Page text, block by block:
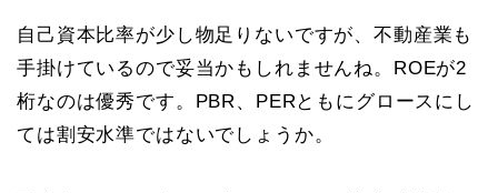
自己資本比率が少し物足りないですが、不動産業も
手掛けているので妥当かもしれませんね。ROEが2
桁なのは優秀です。PBR、PERともにグロースにし
ては割安水準ではないでしょうか。